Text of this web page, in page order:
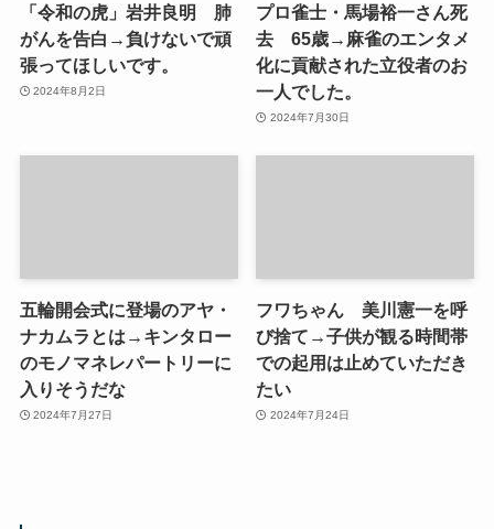
「令和の虎」岩井良明 肺
がんを告白→負けないで頑
張ってほしいです。
2024年8月2日
プロ雀士・馬場裕一さん死
去 65歳→麻雀のエンタメ
化に貢献された立役者のお
一人でした。
2024年7月30日
五輪開会式に登場のアヤ・
ナカムラとは→キンタロー
のモノマネレパートリーに
入りそうだな
2024年7月27日
フワちゃん 美川憲一を呼
び捨て→子供が観る時間帯
での起用は止めていただき
たい
2024年7月24日